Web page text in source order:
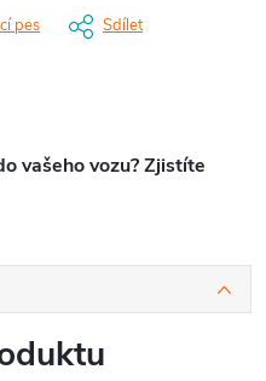
pes Sdílet
vašeho vozu? Zjistíte